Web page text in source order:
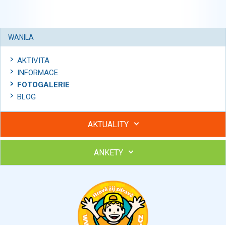
WANILA
AKTIVITA
INFORMACE
FOTOGALERIE
BLOG
AKTUALITY
Hubněte s podporou lektorky a skupiny v kurzech STOBu
Chcete poradit s hubnutím? Najděte si odborníka STOBu ve
ANKETY